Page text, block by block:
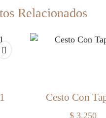
Relacionados
Cesto Con
$3.250